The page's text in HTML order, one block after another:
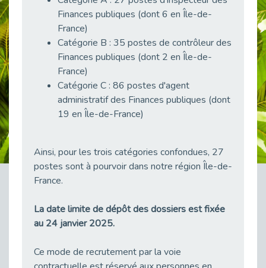
38 vidéos pour comprendre et agir durablement
Publié le 04/05/2026
Le taux d’emploi direct dans la fonction publique dépasse 6 % en 2025
Publié le 04/05/2026
Publié le 01/05/2026
Témoignage : Le parcours de Marc, 44 ans
Publié le 30/04/2026
Publié le 29/04/2026
Optimiser son CV lorsqu’on est en situation de handicap
Publié le 29/04/2026
28 avril : Agir ensemble pour une culture de prévention au travail
Publié le 27/04/2026
Publié le 24/04/2026
Finances publiques (dont 6 en Île-de-
France)
Catégorie B : 35 postes de contrôleur des
Finances publiques (dont 2 en Île-de-
France)
Catégorie C : 86 postes d'agent
administratif des Finances publiques (dont
19 en Île-de-France)
Ainsi, pour les trois catégories confondues, 27
postes sont à pourvoir dans notre région Île-de-
France.
La date limite de dépôt des dossiers est fixée
au 24 janvier 2025.
Ce mode de recrutement par la voie